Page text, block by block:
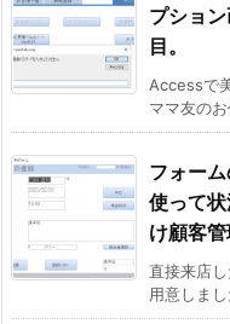
プショ
目。
Accessで
ママ友の
フォー
使って
け顧客
直接来店
用意しま